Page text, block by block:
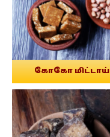
கோகோ மிட்டாய்